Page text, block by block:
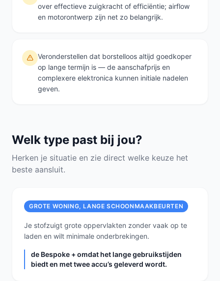
over effectieve zuigkracht of efficiëntie; airflow
en motorontwerp zijn net zo belangrijk.
Veronderstellen dat borstelloos altijd goedkoper
op lange termijn is — de aanschafprijs en
complexere elektronica kunnen initiale nadelen
geven.
Welk type past bij jou?
Herken je situatie en zie direct welke keuze het
beste aansluit.
GROTE WONING, LANGE SCHOONMAAKBEURTEN
Je stofzuigt grote oppervlakten zonder vaak op te
laden en wilt minimale onderbrekingen.
de Bespoke + omdat het lange gebruikstijden
biedt en met twee accu’s geleverd wordt.